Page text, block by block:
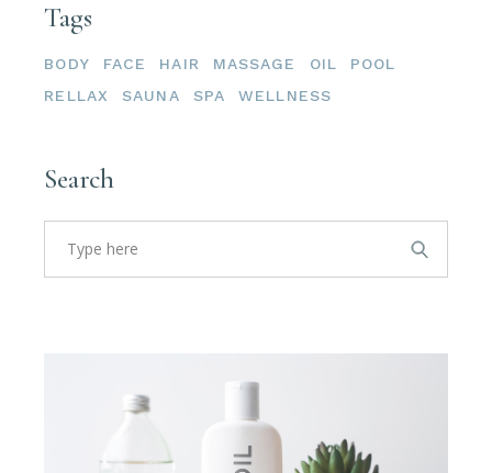
Tags
BODY FACE HAIR MASSAGE OIL
POOL
RELLAX
SAUNA SPA WELLNESS
Search